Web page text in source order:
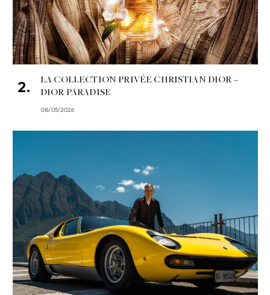
LA COLLECTION PRIVÉE CHRISTIAN DIOR –
DIOR PARADISE
08/05/2026